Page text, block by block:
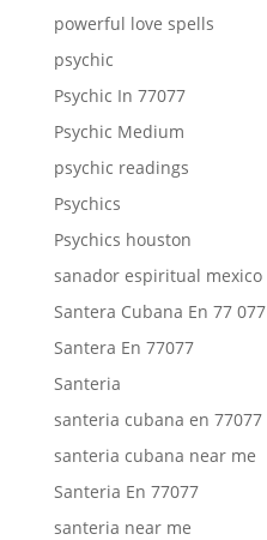
powerful love spells
psychic
Psychic In 77077
Psychic Medium
psychic readings
Psychics
Psychics houston
sanador espiritual mexico
Santera Cubana En 77 077
Santera En 77077
Santeria
santeria cubana en 77077
santeria cubana near me
Santeria En 77077
santeria near me